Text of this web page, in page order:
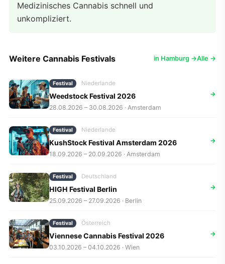
Medizinisches Cannabis schnell und
unkompliziert.
Weitere Cannabis Festivals in Hamburg →Alle →
Festival Niederlande
Weedstock Festival 2026
28.08.2026 – 30.08.2026 · Amsterdam
→
Festival Niederlande
KushStock Festival Amsterdam 2026
18.09.2026 – 20.09.2026 · Amsterdam
→
Festival Deutschland
HIGH Festival Berlin
25.09.2026 – 27.09.2026 · Berlin
→
Festival Österreich
Viennese Cannabis Festival 2026
03.10.2026 – 04.10.2026 · Wien
→